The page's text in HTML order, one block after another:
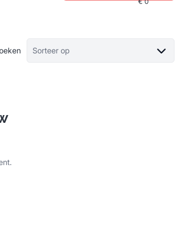
Sorteer op